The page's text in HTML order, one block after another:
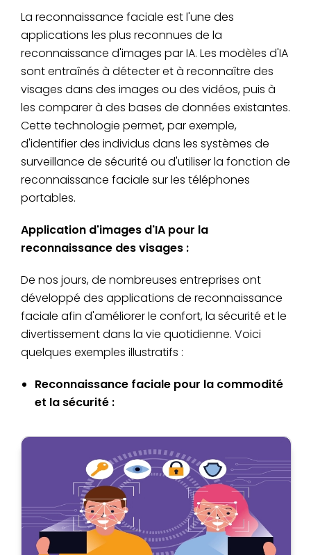
La reconnaissance faciale est l'une des
applications les plus reconnues de la
reconnaissance d'images par IA. Les modèles d'IA
sont entraînés à détecter et à reconnaître des
visages dans des images ou des vidéos, puis à
les comparer à des bases de données existantes.
Cette technologie permet, par exemple,
d'identifier des individus dans les systèmes de
surveillance de sécurité ou d'utiliser la fonction de
reconnaissance faciale sur les téléphones
portables.
Application d'images d'IA pour la
reconnaissance des visages :
De nos jours, de nombreuses entreprises ont
développé des applications de reconnaissance
faciale afin d'améliorer le confort, la sécurité et le
divertissement dans la vie quotidienne. Voici
quelques exemples illustratifs :
Reconnaissance faciale pour la commodité
et la sécurité :